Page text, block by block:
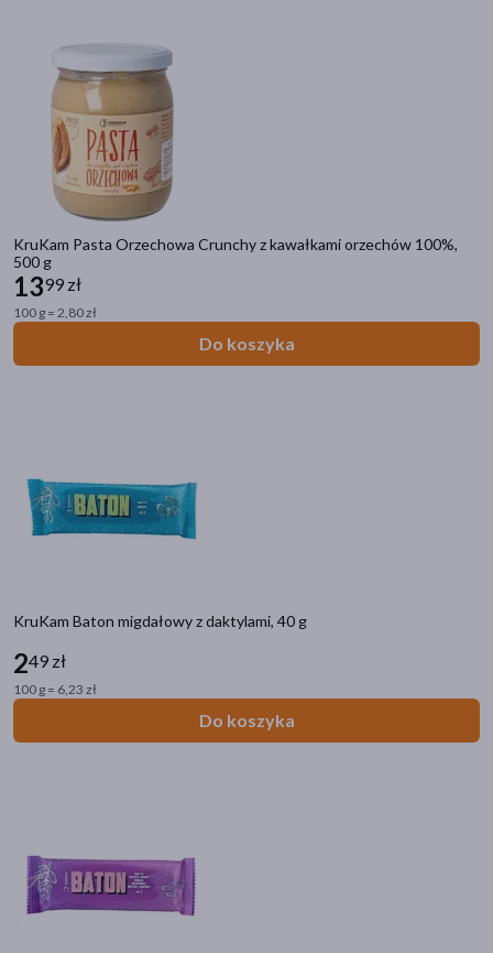
KruKam Pasta Orzechowa Crunchy z kawałkami orzechów 100%,
500 g
1399 zł
100 g = 2,80 zł
Do koszyka
KruKam Baton migdałowy z daktylami, 40 g
249 zł
100 g = 6,23 zł
Do koszyka